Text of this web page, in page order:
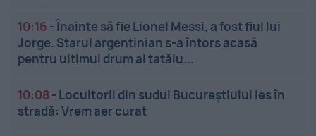
10:16 -Înainte să fie Lionel Messi, a fost fiul lui
Jorge. Starul argentinian s-a întors acasă
pentru ultimul drum al tatălu...
10:08 - Locuitorii din sudul Bucureștiului ies în
stradă: Vrem aer curat